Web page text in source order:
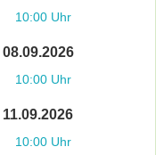
10:00 Uhr
08.09.2026
10:00 Uhr
11.09.2026
10:00 Uhr